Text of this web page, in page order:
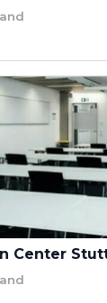
Center